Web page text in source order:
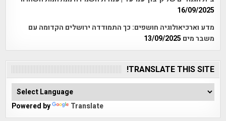
16/09/2025
מדע וארכיאולוגיה חושפים: כך התמודדה ירושלים הקדומה עם
משבר מים 13/09/2025
TRANSLATE THIS SITE!
Powered by Translate